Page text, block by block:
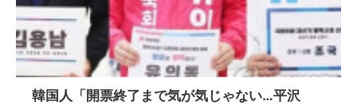
韓国人「開票終了まで気が気じゃない…平沢